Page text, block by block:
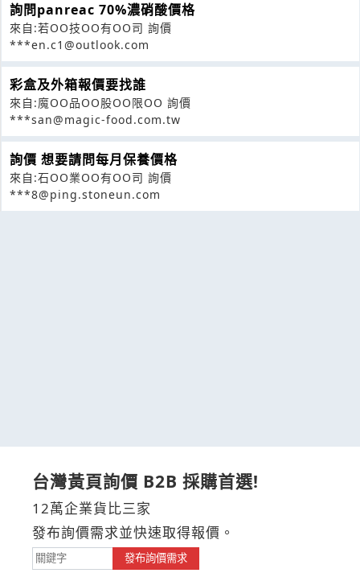
詢問panreac 70%濃硝酸價格
來自:若OO技OO有OO司 詢價
***en.c1@outlook.com
彩盒及外箱報價要找誰
來自:魔OO品OO股OO限OO 詢價
***san@magic-food.com.tw
詢價 想要請問每月保養價格
來自:石OO業OO有OO司 詢價
***8@ping.stoneun.com
台灣黃頁詢價 B2B 採購首選!
12萬企業貨比三家
發布詢價需求並快速取得報價。
發布詢價需求